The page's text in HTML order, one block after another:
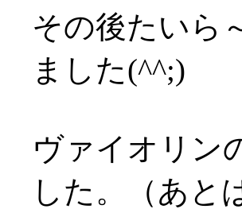
その後たいら
ました(^^;)
ヴァイオリン
した。（あと